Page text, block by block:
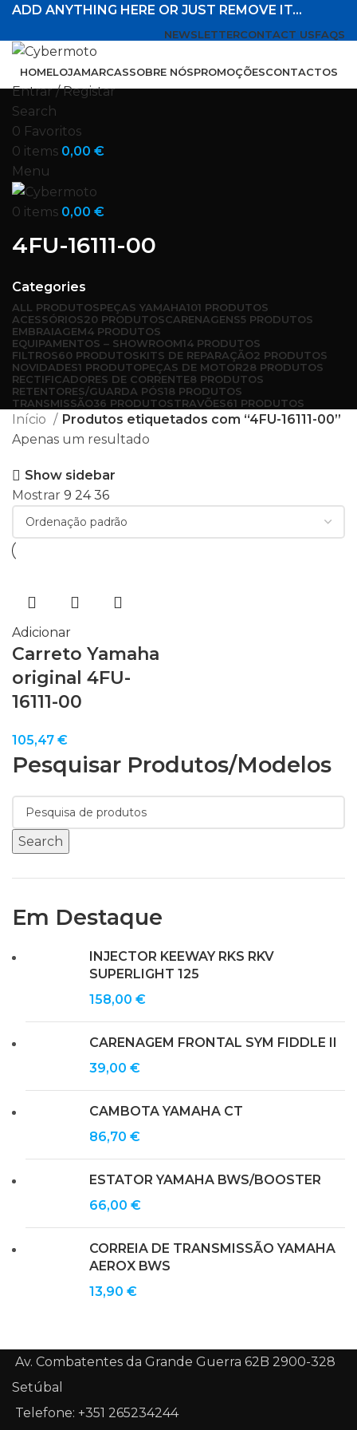
ADD ANYTHING HERE OR JUST REMOVE IT…
NEWSLETTERCONTACT USFAQS
HOMELOJAMARCASSOBRE NÓSPROMOÇÕESCONTACTOS
Entrar / Registar
Search
0 Favoritos
0 items 0,00 €
Menu
0 items 0,00 €
4FU-16111-00
Categories
ALL PRODUTOSPEÇAS YAMAHA101 PRODUTOS
ACESSÓRIOS20 PRODUTOSCARENAGENS5 PRODUTOS
EMBRAIAGEM4 PRODUTOS
EQUIPAMENTOS – SHOWROOM14 PRODUTOS
FILTROS60 PRODUTOSKITS DE REPARAÇÃO2 PRODUTOS
NOVIDADES1 PRODUTOPEÇAS DE MOTOR28 PRODUTOS
RECTIFICADORES DE CORRENTE8 PRODUTOS
RETENTORES/GUARDA PÓS18 PRODUTOS
TRANSMISSÃO36 PRODUTOSTRAVÕES61 PRODUTOS
Pesquisar Produtos/modelos
Search
Em Destaque
INJECTOR KEEWAY RKS RKV
SUPERLIGHT 125
158,00 €
CARENAGEM FRONTAL SYM FIDDLE II
39,00 €
CAMBOTA YAMAHA CT
86,70 €
ESTATOR YAMAHA BWS/BOOSTER
66,00 €
CORREIA DE TRANSMISSÃO YAMAHA
AEROX BWS
13,90 €
Início
Produtos etiquetados com “4FU-16111-00”
Apenas um resultado
Show sidebar
Mostrar 9 2436
Adicionar
Carreto Yamaha
original 4FU-
16111-00
105,47 €
Av. Combatentes da Grande Guerra 62B 2900-328
Setúbal
Telefone: +351 265234244